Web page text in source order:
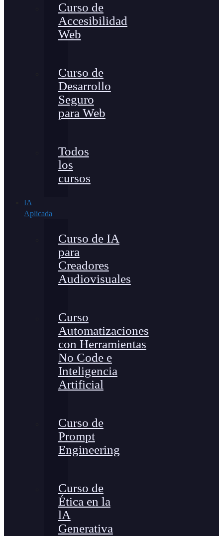
Curso de
Accesibilidad
Web
Curso de
Desarrollo
Seguro
para Web
Todos
los
cursos
IA
Aplicada
Curso de IA
para
Creadores
Audiovisuales
Curso
Automatizaciones
con Herramientas
No Code e
Inteligencia
Artificial
Curso de
Prompt
Engineering
Curso de
Ética en la
lA
Generativa